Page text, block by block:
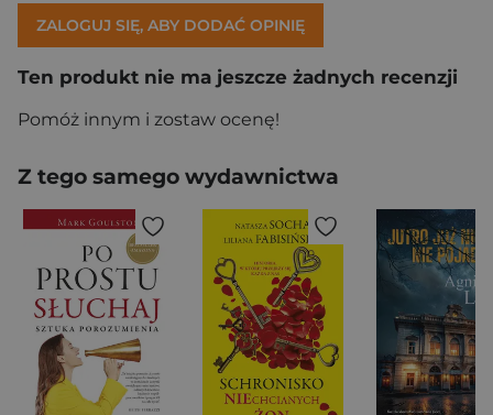
ZALOGUJ SIĘ, ABY DODAĆ OPINIĘ
Ten produkt nie ma jeszcze żadnych recenzji
Pomóż innym i zostaw ocenę!
Z tego samego wydawnictwa